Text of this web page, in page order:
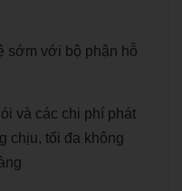
sớm với bộ phận hỗ
và các chi phí phát
chịu, tối đa không